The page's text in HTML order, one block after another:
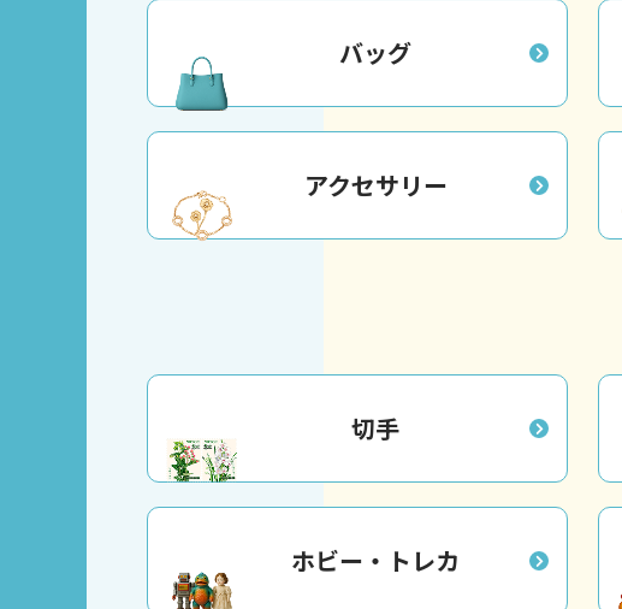
バッグ
アクセサリー
切手
ホビー・トレカ